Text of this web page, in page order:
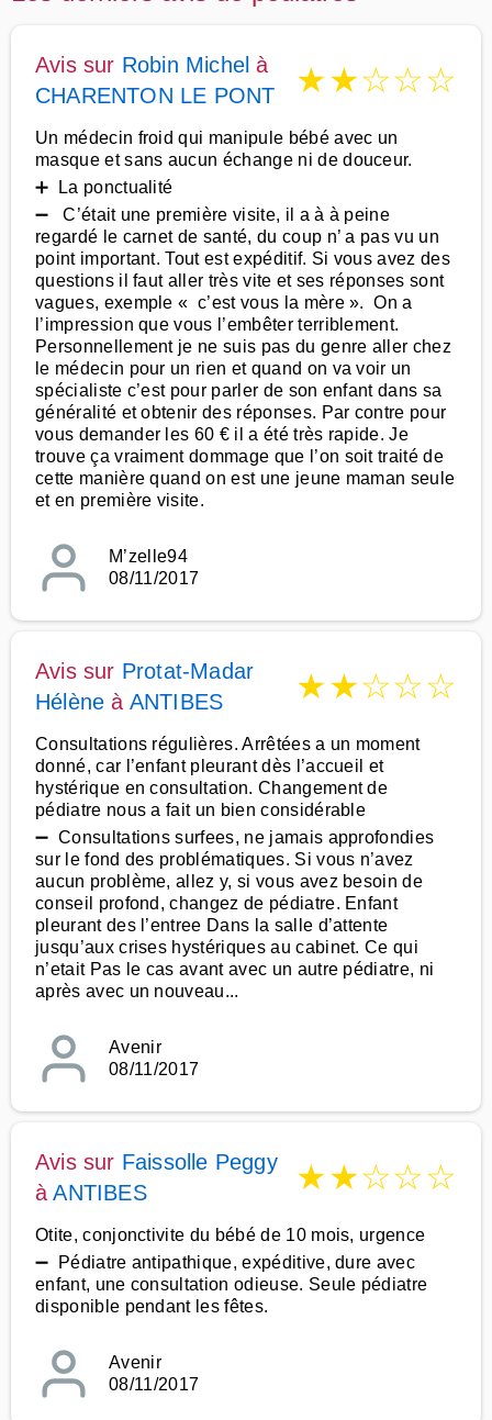
Avis sur Robin Michel à
CHARENTON LE PONT
★★☆☆☆
Un médecin froid qui manipule bébé avec un
masque et sans aucun échange ni de douceur.
➕ La ponctualité
➖ C’était une première visite, il a à à peine
regardé le carnet de santé, du coup n’ a pas vu un
point important. Tout est expéditif. Si vous avez des
questions il faut aller très vite et ses réponses sont
vagues, exemple « c’est vous la mère ». On a
l’impression que vous l’embêter terriblement.
Personnellement je ne suis pas du genre aller chez
le médecin pour un rien et quand on va voir un
spécialiste c’est pour parler de son enfant dans sa
généralité et obtenir des réponses. Par contre pour
vous demander les 60 € il a été très rapide. Je
trouve ça vraiment dommage que l’on soit traité de
cette manière quand on est une jeune maman seule
et en première visite.
M’zelle94
08/11/2017
Avis sur Protat-Madar
Hélène à ANTIBES ★★☆☆☆
Consultations régulières. Arrêtées a un moment
donné, car l’enfant pleurant dès l’accueil et
hystérique en consultation. Changement de
pédiatre nous a fait un bien considérable
➖ Consultations surfees, ne jamais approfondies
sur le fond des problématiques. Si vous n’avez
aucun problème, allez y, si vous avez besoin de
conseil profond, changez de pédiatre. Enfant
pleurant des l’entree Dans la salle d’attente
jusqu’aux crises hystériques au cabinet. Ce qui
n’etait Pas le cas avant avec un autre pédiatre, ni
après avec un nouveau...
Avenir
08/11/2017
Avis sur Faissolle Peggy
àANTIBES ★★☆☆☆
Otite, conjonctivite du bébé de 10 mois, urgence
➖ Pédiatre antipathique, expéditive, dure avec
enfant, une consultation odieuse. Seule pédiatre
disponible pendant les fêtes.
Avenir
08/11/2017